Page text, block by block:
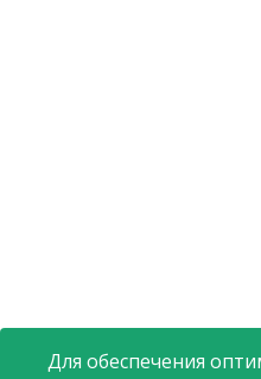
Для обеспечения